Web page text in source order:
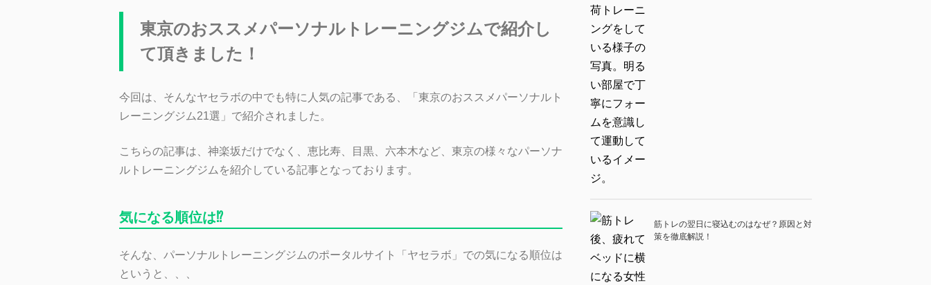
東京のおススメパーソナルトレーニングジムで紹介し
て頂きました！
今回は、そんなヤセラボの中でも特に人気の記事である、「東京のおススメパーソナルト
レーニングジム21選」で紹介されました。
こちらの記事は、神楽坂だけでなく、恵比寿、目黒、六本木など、東京の様々なパーソナ
ルトレーニングジムを紹介している記事となっております。
気になる順位は⁉
そんな、パーソナルトレーニングジムのポータルサイト「ヤセラボ」での気になる順位は
というと、、、
筋トレの翌日に寝込むのはなぜ？原因と対
策を徹底解説！